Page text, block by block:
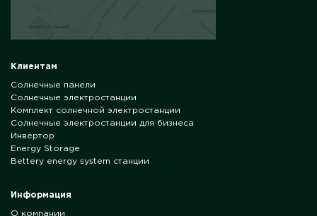
Клиентам
Солнечные панели
Солнечные электростанции
Комплект солнечной электростанции
Солнечные электростанции для бизнеса
Инвертор
Energy Storage
Bettery energy system станции
Информация
О компании